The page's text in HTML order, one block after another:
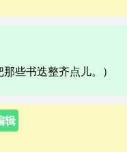
些书迭整齐点儿。）
辑